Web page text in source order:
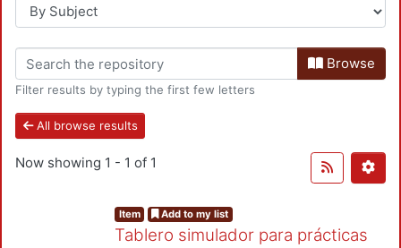
Browse
Filter results by typing the first few letters
All browse results
Now showing 1 - 1 of 1
Item Add to my list
Tablero simulador para prácticas